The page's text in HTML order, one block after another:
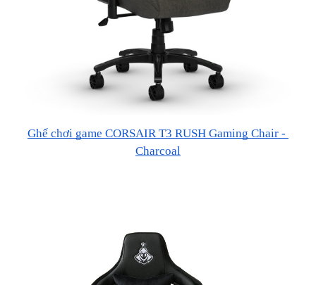
Ghế chơi game CORSAIR T3 RUSH Gaming Chair -
Charcoal